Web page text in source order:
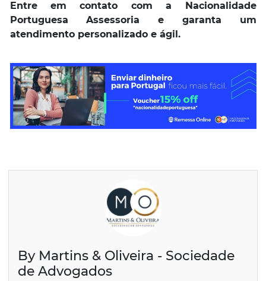
Entre em contato com a Nacionalidade
Portuguesa Assessoria e garanta um
atendimento personalizado e ágil.
By Martins & Oliveira - Sociedade
de Advogados